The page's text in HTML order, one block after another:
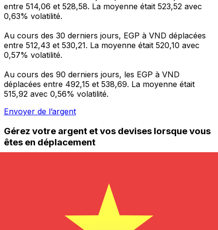
entre 514,06 et 528,58. La moyenne était 523,52 avec
0,63% volatilité.
Au cours des 30 derniers jours, EGP à VND déplacées
entre 512,43 et 530,21. La moyenne était 520,10 avec
0,57% volatilité.
Au cours des 90 derniers jours, les EGP à VND
déplacées entre 492,15 et 538,69. La moyenne était
515,92 avec 0,56% volatilité.
Envoyer de l’argent
Gérez votre argent et vos devises lorsque vous
êtes en déplacement
et la gestion de vos devises. Convertissez des devises,
programmez des alertes de taux et transférez de
l'argent à l'étranger sans frais cachés. Téléchargez
l'application dès aujourd'hui !